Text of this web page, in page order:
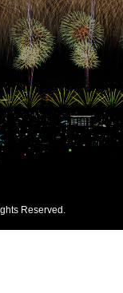
Reserved.